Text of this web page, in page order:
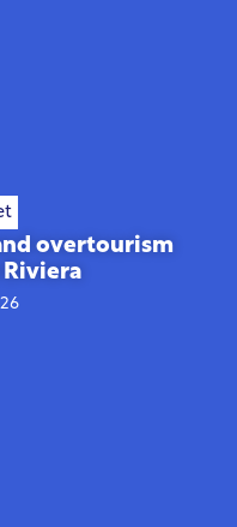
overtourism
Riviera